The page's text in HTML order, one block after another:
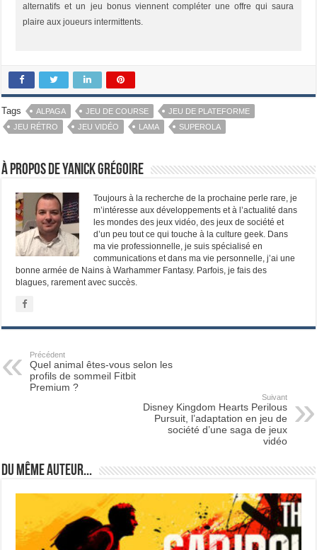
alternatifs et un jeu bonus viennent compléter une offre qui saura
plaire aux joueurs intermittents.
Tags ALPAGA JEU DE COURSE
JEU DE PLATEFORME
JEU RÉTRO
JEU VIDÉO LAMA SUPEROLA
À propos de Yanick Grégoire
Toujours à la recherche de la prochaine perle rare, je
m’intéresse aux développements et à l’actualité dans
les mondes des jeux vidéo, des jeux de société et
d’un peu tout ce qui touche à la culture geek. Dans
ma vie professionnelle, je suis spécialisé en
communications et dans ma vie personnelle, j’ai une
bonne armée de Nains à Warhammer Fantasy. Parfois, je fais des
blagues, rarement avec succès.
Précédent
Quel animal êtes-vous selon les
profils de sommeil Fitbit
Premium ?
Suivant
Disney Kingdom Hearts Perilous
Pursuit, l’adaptation en jeu de
société d’une saga de jeux
vidéo
Du même auteur...